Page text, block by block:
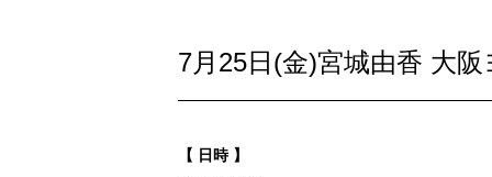
7月25日(金)宮城由香 大
【 日時 】